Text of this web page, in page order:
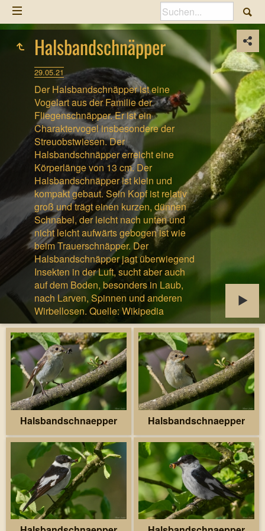
Halsbandschnäpper
29.05.21
Der Halsbandschnäpper ist eine
Vogelart aus der Familie der
Fliegenschnäpper. Er ist ein
Charaktervogel insbesondere der
Streuobstwiesen. Der
Halsbandschnäpper erreicht eine
Körperlänge von 13 cm. Der
Halsbandschnäpper ist klein und
kompakt gebaut. Sein Kopf ist relativ
groß und trägt einen kurzen, dünnen
Schnabel, der leicht nach unten und
nicht leicht aufwärts gebogen ist wie
beim Trauerschnäpper. Der
Halsbandschnäpper jagt überwiegend
Insekten in der Luft, sucht aber auch
auf dem Boden, besonders in Laub,
nach Larven, Spinnen und anderen
Wirbellosen. Quelle: Wikipedia
Halsbandschnaepper Halsbandschnaepper